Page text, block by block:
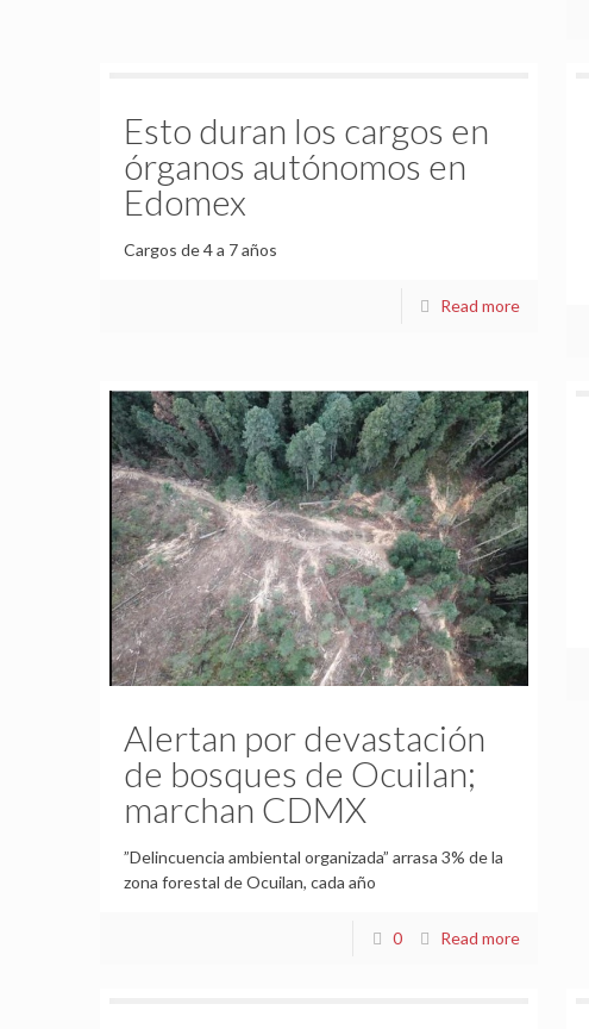
Esto duran los cargos en
órganos autónomos en
Edomex
Cargos de 4 a 7 años
Read more
Alertan por devastación
de bosques de Ocuilan;
marchan CDMX
”Delincuencia ambiental organizada” arrasa 3% de la
zona forestal de Ocuilan, cada año
0 Read more